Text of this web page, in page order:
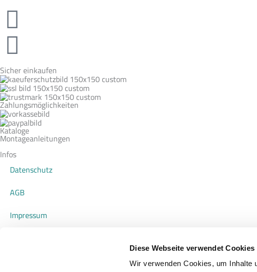
Diese Webseite verwendet Cookies
Wir verwenden Cookies, um Inhalte
Sicher einkaufen
Zahlungsmöglichkeiten
Kataloge
Montageanleitungen
Infos
Datenschutz
AGB
Impressum